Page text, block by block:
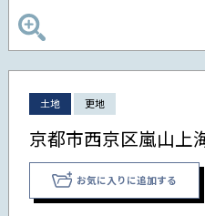
土地 更地
京都市西京区嵐山上
お気に入りに追加する